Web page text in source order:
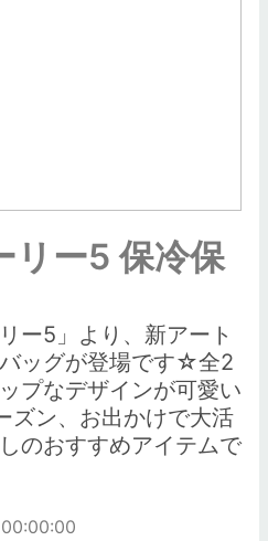
リー5 保冷保
ー5」より、新アート
ッグが登場です☆全2
プなデザインが可愛い
ズン、お出かけで大活
のおすすめアイテムで